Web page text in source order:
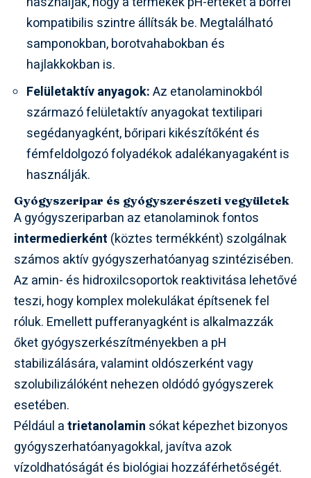
kompatibilis szintre állítsák be. Megtalálható
samponokban, borotvahabokban és
hajlakkokban is.
Felületaktív anyagok:Az etanolaminokból
származó felületaktív anyagokat textilipari
segédanyagként, bőripari kikészítőként és
fémfeldolgozó folyadékok adalékanyagaként is
használják.
Gyógyszeripar és gyógyszerészeti vegyületek
A gyógyszeriparban az etanolaminok fontos
intermedierként (köztes termékként) szolgálnak
számos aktív gyógyszerhatóanyag szintézisében.
Az amin- és hidroxilcsoportok reaktivitása lehetővé
teszi, hogy komplex molekulákat építsenek fel
róluk. Emellett pufferanyagként is alkalmazzák
őket gyógyszerkészítményekben a pH
stabilizálására, valamint oldószerként vagy
szolubilizálóként nehezen oldódó gyógyszerek
esetében.
Például atrietanolamin sókat képezhet bizonyos
gyógyszerhatóanyagokkal, javítva azok
vízoldhatóságát és biológiai hozzáférhetőségét.